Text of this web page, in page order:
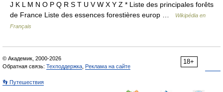
J K L M N O P Q R S T U V W X Y Z * Liste des principales forêts
de France Liste des essences forestières europ …
Wikipédia en
Français
18+
© Академик, 2000-2026
Обратная связь: Техподдержка Реклама на сайте
👣 Путешествия